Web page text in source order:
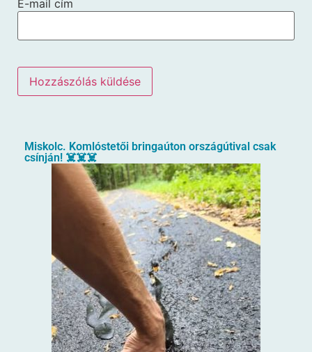
E-mail cím
Miskolc. Komlóstetői bringaúton országútival csak
csínján! ☠️☠️☠️